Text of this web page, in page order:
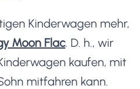
Kinderwagen mehr,
Moon Flac. D. h., wir
kaufen, mit
mitfahren kann.